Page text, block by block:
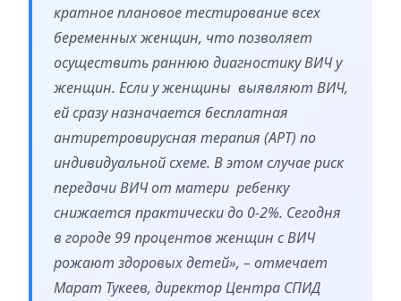
кратное плановое тестирование всех
беременных женщин, что позволяет
осуществить раннюю диагностику ВИЧ у
женщин. Если у женщины выявляют ВИЧ,
ей сразу назначается бесплатная
антиретровирусная терапия (АРТ) по
индивидуальной схеме. В этом случае риск
передачи ВИЧ от матери ребенку
снижается практически до 0-2%. Сегодня
в городе 99 процентов женщин с ВИЧ
рожают здоровых детей», – отмечает
Марат Тукеев, директор Центра СПИД